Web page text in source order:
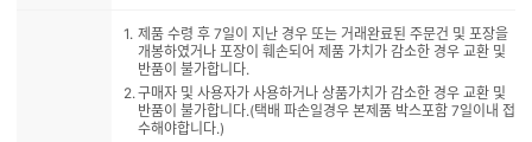
제품 수령 후 7일이 지난 경우 또는 거래완료된 주문건 및 포장을
개봉하였거나 포장이 훼손되어 제품 가치가 감소한 경우 교환 및
반품이 불가합니다.
구매자 및 사용자가 사용하거나 상품가치가 감소한 경우 교환 및
반품이 불가합니다.(택배 파손일경우 본제품 박스포함 7일이내 접
수해야합니다.)